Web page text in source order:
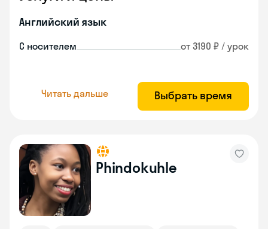
Английский язык
С носителем от 3190 ₽ / урок
Читать дальше Выбрать время
Phindokuhle